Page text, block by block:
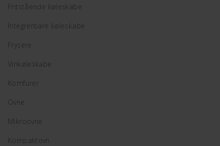
Fritstående køleskabe
Integrerbare køleskabe
Frysere
Vinkøleskabe
Komfurer
Ovne
Mikroovne
Kompaktovn